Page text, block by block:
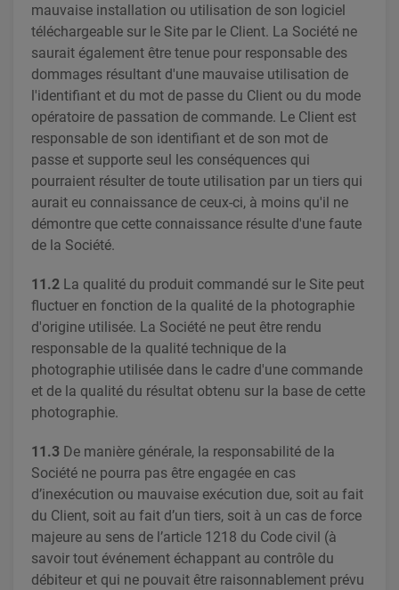
mauvaise installation ou utilisation de son logiciel
téléchargeable sur le Site par le Client. La Société ne
saurait également être tenue pour responsable des
dommages résultant d'une mauvaise utilisation de
l'identifiant et du mot de passe du Client ou du mode
opératoire de passation de commande. Le Client est
responsable de son identifiant et de son mot de
passe et supporte seul les conséquences qui
pourraient résulter de toute utilisation par un tiers qui
aurait eu connaissance de ceux-ci, à moins qu'il ne
démontre que cette connaissance résulte d'une faute
de la Société.
11.2 La qualité du produit commandé sur le Site peut
fluctuer en fonction de la qualité de la photographie
d'origine utilisée. La Société ne peut être rendu
responsable de la qualité technique de la
photographie utilisée dans le cadre d'une commande
et de la qualité du résultat obtenu sur la base de cette
photographie.
11.3 De manière générale, la responsabilité de la
Société ne pourra pas être engagée en cas
d’inexécution ou mauvaise exécution due, soit au fait
du Client, soit au fait d’un tiers, soit à un cas de force
majeure au sens de l’article 1218 du Code civil (à
savoir tout événement échappant au contrôle du
débiteur et qui ne pouvait être raisonnablement prévu